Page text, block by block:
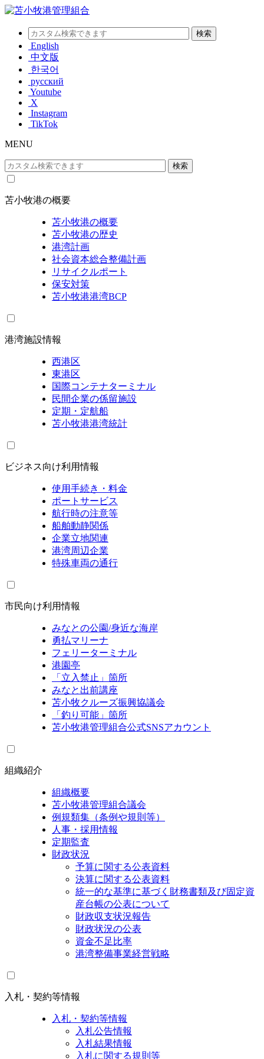
English
中文版
한국어
русский
Youtube
X
Instagram
TikTok
MENU
苫小牧港の概要
苫小牧港の概要
苫小牧港の歴史
港湾計画
社会資本総合整備計画
リサイクルポート
保安対策
苫小牧港港湾BCP
港湾施設情報
西港区
東港区
国際コンテナターミナル
民間企業の係留施設
定期・定航船
苫小牧港港湾統計
ビジネス向け利用情報
使用手続き・料金
ポートサービス
航行時の注意等
船舶動静関係
企業立地関連
港湾周辺企業
特殊車両の通行
市民向け利用情報
みなとの公園/身近な海岸
勇払マリーナ
フェリーターミナル
港園亭
「立入禁止」箇所
みなと出前講座
苫小牧クルーズ振興協議会
「釣り可能」箇所
苫小牧港管理組合公式SNSアカウント
組織紹介
組織概要
苫小牧港管理組合議会
例規類集（条例や規則等）
人事・採用情報
定期監査
財政状況
予算に関する公表資料
決算に関する公表資料
統一的な基準に基づく財務書類及び固定資
産台帳の公表について
財政収支状況報告
財政状況の公表
資金不足比率
港湾整備事業経営戦略
入札・契約等情報
入札・契約等情報
入札公告情報
入札結果情報
入札に関する規則等